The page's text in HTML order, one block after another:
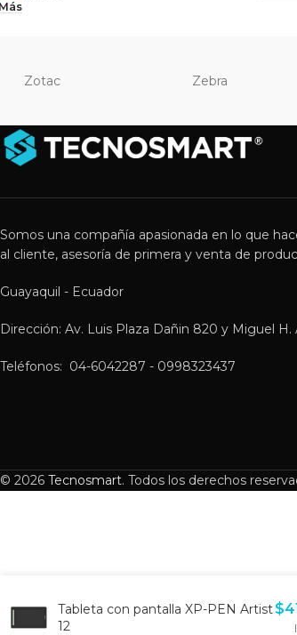
Zotac Zebra
Somos una compañía apasionada en lo que
al cliente, asesoría de primera y venta de
Guayaquil - Ecuador
Dirección: Av. Luis Plaza Dañin 820 y Miguel H.
Teléfonos: 04-6042287 - 0998323437
© 2026 Tecnosmart. Todos los derechos
Tableta con pantalla XP-PEN Artist
12
$